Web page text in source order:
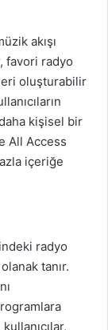
akışı
favori radyo
oluşturabilir
kişisel bir
All Access
içeriğe
radyo
tanır.